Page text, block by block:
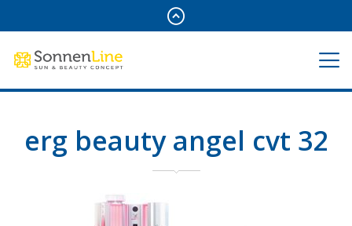
erg beauty angel cvt 32